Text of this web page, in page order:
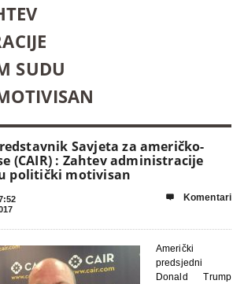
SUDU
Savjeta za američko-
(CAIR) : Zahtev administracije
politički motivisan
 Komentari
Američki
predsjedni
Donald Trump